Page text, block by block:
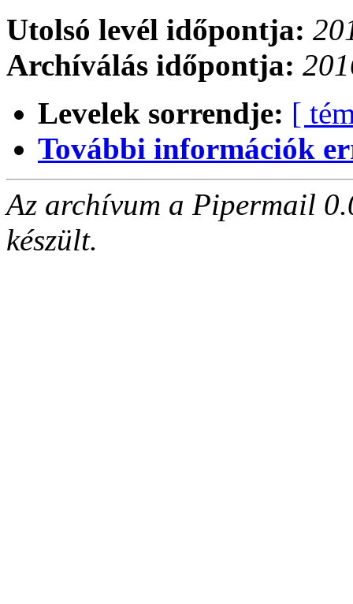
Utolsó levél időpontja:
Archíválás időpontja:
Levelek sorrendje: [
További információk
Az archívum a Pipermail
készült.